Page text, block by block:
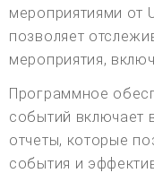
мероприятиями от
позволяет
мероприятия,
Программное
событий включает
отчеты, которые
события и